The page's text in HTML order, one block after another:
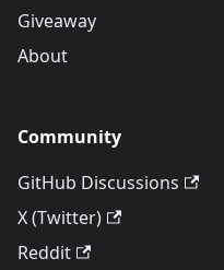
Giveaway
About
Community
GitHub Discussions
X (Twitter)
Reddit